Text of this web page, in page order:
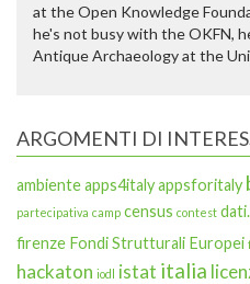
at the Open Knowledge
he's not busy with the OKFN,
Antique Archaeology at the
ARGOMENTI DI
ambienteapps4italyappsforitaly
partecipativa camp census contest
firenze Fondi Strutturali Europei
hackaton iodl istat italia